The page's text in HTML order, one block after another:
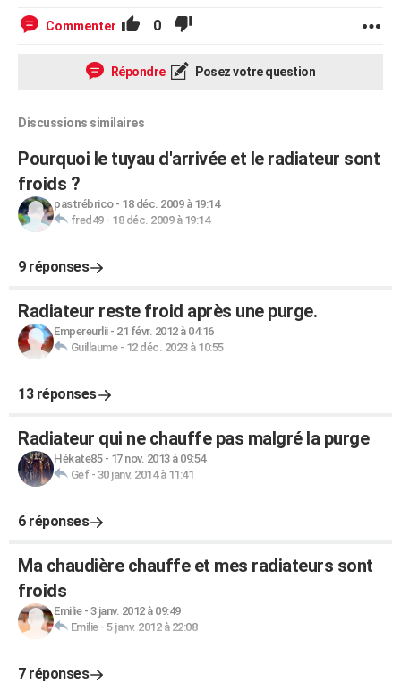
Commenter 0
Répondre Posez votre question
Discussions similaires
Pourquoi le tuyau d'arrivée et le radiateur sont
froids ?
pastrébrico- 18 déc. 2009 à 19:14
fred49- 18 déc. 2009 à 19:14
9 réponses
Radiateur reste froid après une purge.
Empereurlii- 21 févr. 2012 à 04:16
Guillaume- 12 déc. 2023 à 10:55
13 réponses
Radiateur qui ne chauffe pas malgré la purge
Hékate85- 17 nov. 2013 à 09:54
Gef- 30 janv. 2014 à 11:41
6 réponses
Ma chaudière chauffe et mes radiateurs sont
froids
Emilie- 3 janv. 2012 à 09:49
Emilie- 5 janv. 2012 à 22:08
7 réponses